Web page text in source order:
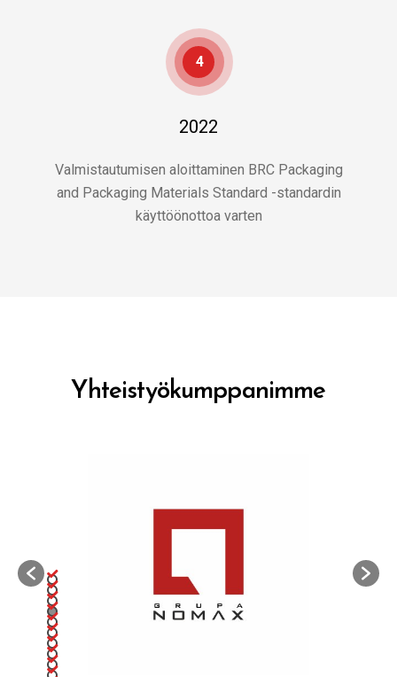
4
2022
Valmistautumisen aloittaminen BRC Packaging
and Packaging Materials Standard -standardin
käyttöönottoa varten
Yhteistyökumppanimme